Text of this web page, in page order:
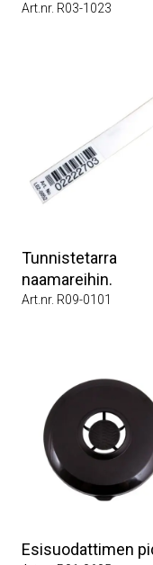
Art.nr. R03-1023
Tunnistetarra
naamareihin.
Art.nr. R09-0101
Esisuodattimen